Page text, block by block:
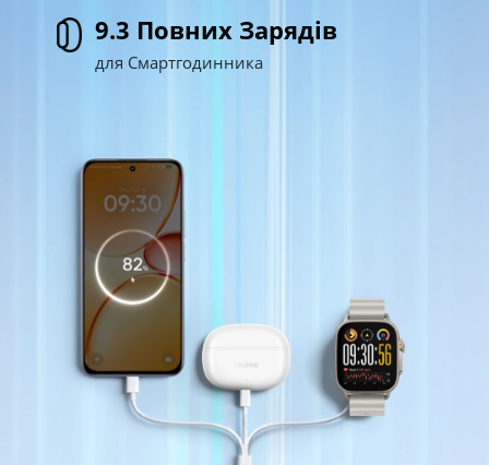
для Смартгодинника
9.3 Повних Зарядів